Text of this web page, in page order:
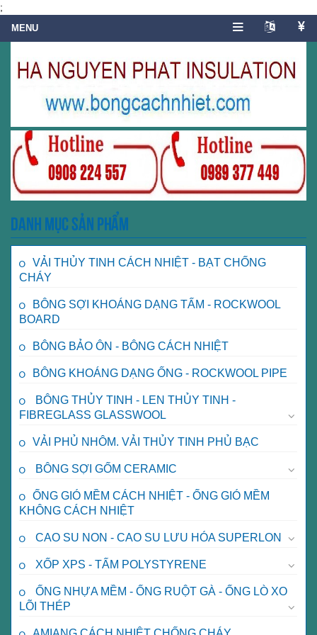
;
Danh mục sản phẩm
VẢI THỦY TINH CÁCH NHIỆT - BẠT CHỐNG
CHÁY
BÔNG SỢI KHOÁNG DẠNG TẤM - ROCKWOOL
BOARD
BÔNG BẢO ÔN - BÔNG CÁCH NHIỆT
BÔNG KHOÁNG DẠNG ỐNG - ROCKWOOL PIPE
BÔNG THỦY TINH - LEN THỦY TINH -
FIBREGLASS GLASSWOOL
VẢI PHỦ NHÔM. VẢI THỦY TINH PHỦ BẠC
BÔNG SỢI GỐM CERAMIC
ỐNG GIÓ MỀM CÁCH NHIỆT - ỐNG GIÓ MỀM
KHÔNG CÁCH NHIỆT
CAO SU NON - CAO SU LƯU HÓA SUPERLON
XỐP XPS - TẤM POLYSTYRENE
ỐNG NHỰA MỀM - ỐNG RUỘT GÀ - ỐNG LÒ XO
LÕI THÉP